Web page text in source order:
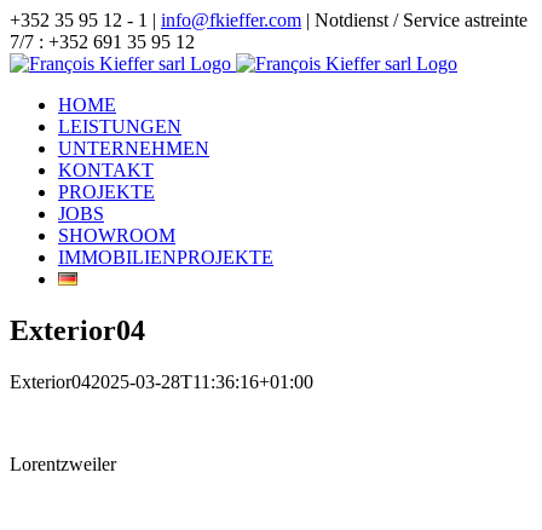
Zum
Inhalt
springen
+352 35 95 12 - 1 | info@fkieffer.com | Notdienst / Service astreinte
7/7 : +352 691 35 95 12
HOME
LEISTUNGEN
UNTERNEHMEN
KONTAKT
PROJEKTE
JOBS
SHOWROOM
IMMOBILIENPROJEKTE
Exterior04
Exterior042025-03-28T11:36:16+01:00
Lorentzweiler